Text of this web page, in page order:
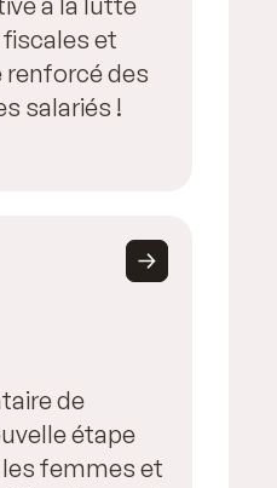
et
renforcé des
salariés !
de
étape
les femmes et